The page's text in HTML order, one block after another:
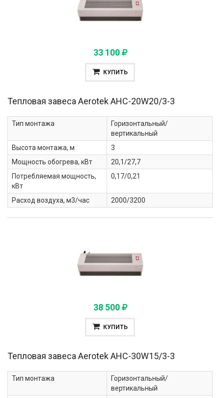
33 100
КУПИТЬ
Тепловая завеса AerotekAHC-20W20/3-3
Тип монтажа
Горизонтальный/
вертикальный
Высота монтажа, м
3
Мощность обогрева, кВт
20,1/27,7
Потребляемая мощность,
кВт
0,17/0,21
Расход воздуха, м3/час 2000/3200
38 500
КУПИТЬ
Тепловая завеса AerotekAHC-30W15/3-3
Тип монтажа
Горизонтальный/
вертикальный